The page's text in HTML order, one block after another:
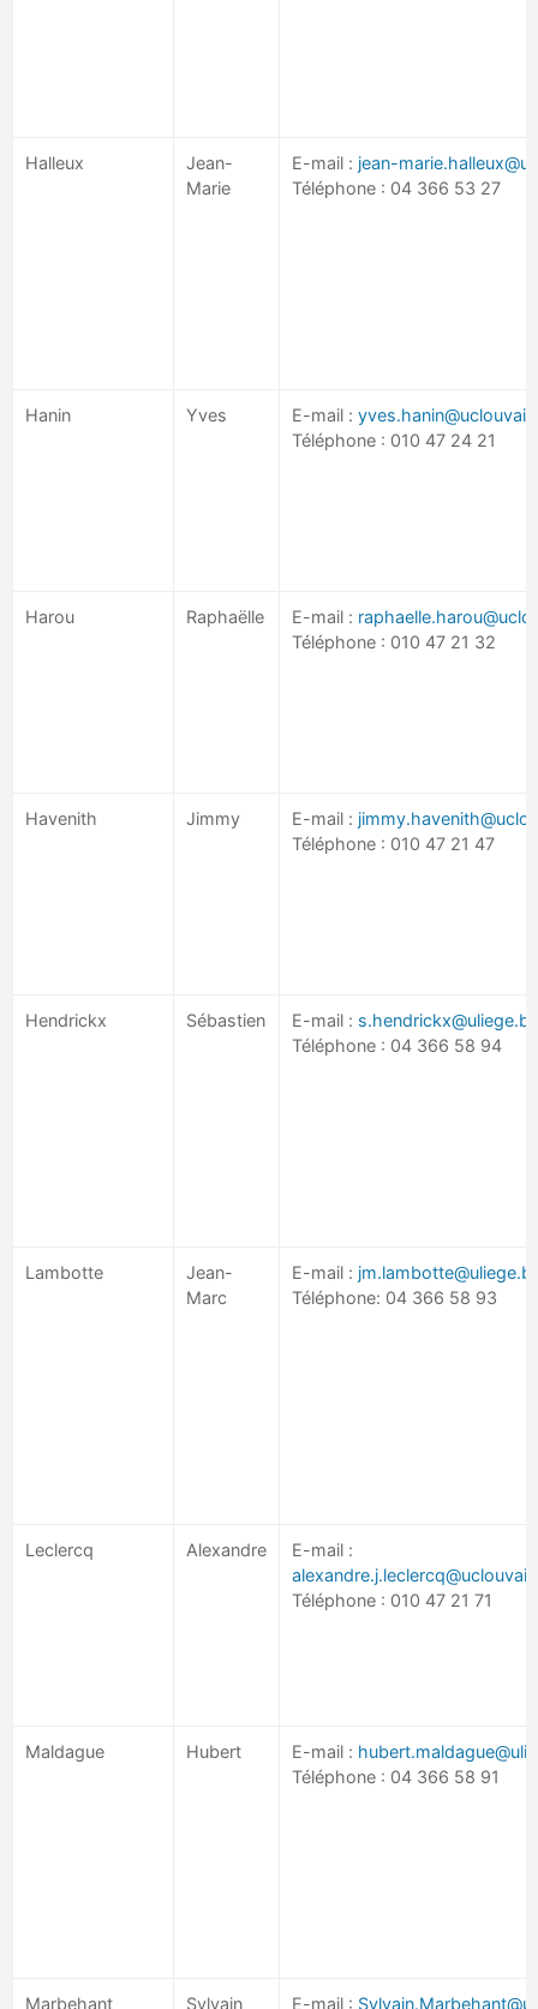
Halleux
Jean-
Marie
E-mail : jean-
Téléphone : 04 366 53 27
Hanin Yves E-mail :
Téléphone : 010 47 24 21
Harou Raphaëlle E-mail :
Téléphone : 010 47 21 32
Havenith Jimmy E-mail :
Téléphone : 010 47 21 47
Hendrickx Sébastien E-mail : s.hendrickx@uliege.be
Téléphone : 04 366 58 94
Lambotte
Jean-
Marc
E-mail :
Téléphone: 04 366 58 93
Leclercq Alexandre
E-mail :
Téléphone : 010 47 21 71
Maldague Hubert E-mail :
Téléphone : 04 366 58 91
Marbehant Sylvain E-mail :